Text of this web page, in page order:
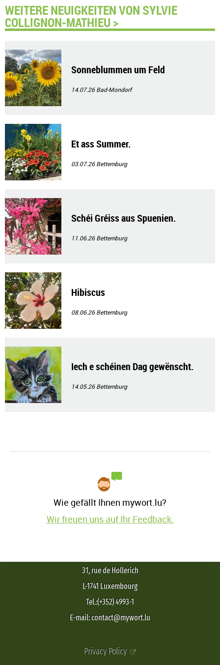
WEITERE NEUIGKEITEN VON SYLVIE
COLLIGNON-MATHIEU >
Sonneblummen um Feld
14.07.26Bad-Mondorf
Et ass Summer.
03.07.26Bettemburg
Schéi Gréiss aus Spuenien.
11.06.26Bettemburg
Hibiscus
08.06.26Bettemburg
Iech e schéinen Dag gewënscht.
14.05.26Bettemburg
Wie gefällt Ihnen mywort.lu?
Wir freuen uns auf Ihr Feedback.
31, rue de Hollerich
L-1741 Luxembourg
Tel.:(+352) 4993-1
E-mail: contact@mywort.lu
Privacy Policy